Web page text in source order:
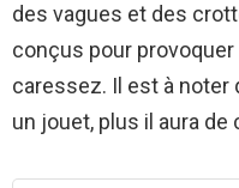
des vagues et des
conçus pour
caressez. Il est à noter
un jouet, plus il aura